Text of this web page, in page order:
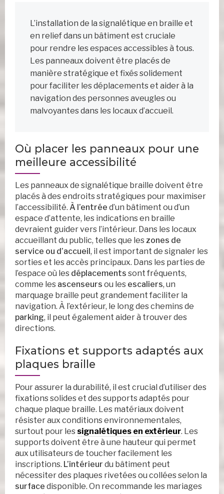
L’installation de la signalétique en braille et
en relief dans un bâtiment est cruciale
pour rendre les espaces accessibles à tous.
Les panneaux doivent être placés de
manière stratégique et fixés solidement
pour faciliter les déplacements et aider à la
navigation des personnes aveugles ou
malvoyantes dans les locaux d’accueil.
Où placer les panneaux pour une
meilleure accessibilité
Les panneaux de signalétique braille doivent être
placés à des endroits stratégiques pour maximiser
l’accessibilité. À l’entrée d’un bâtiment ou d’un
espace d’attente, les indications en braille
devraient guider vers l’intérieur. Dans les locaux
accueillant du public, telles que leszones de
service ou d’accueil, il est important de signaler les
sorties et les accès principaux. Dans les parties de
l’espace où les déplacements sont fréquents,
comme les ascenseurs ou les escaliers, un
marquage braille peut grandement faciliter la
navigation. À l’extérieur, le long des chemins de
parking, il peut également aider à trouver des
directions.
Fixations et supports adaptés aux
plaques braille
Pour assurer la durabilité, il est crucial d’utiliser des
fixations solides et des supports adaptés pour
chaque plaque braille. Les matériaux doivent
résister aux conditions environnementales,
surtout pour les signalétiques en extérieur. Les
supports doivent être à une hauteur qui permet
aux utilisateurs de toucher facilement les
inscriptions. L’intérieur du bâtiment peut
nécessiter des plaques rivetées ou collées selon la
surface disponible. On recommande les mariages